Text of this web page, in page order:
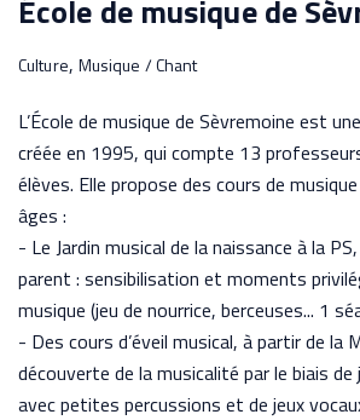
École de musique de
Culture, Musique / Chant
L’École de musique de Sèvremoine est
créée en 1995, qui compte 13
élèves. Elle propose des cours de
âges :
- Le Jardin musical de la naissance à la
parent : sensibilisation et moments
musique (jeu de nourrice, berceuses... 1
- Des cours d’éveil musical, à partir de la
découverte de la musicalité par le biais
avec petites percussions et de jeux